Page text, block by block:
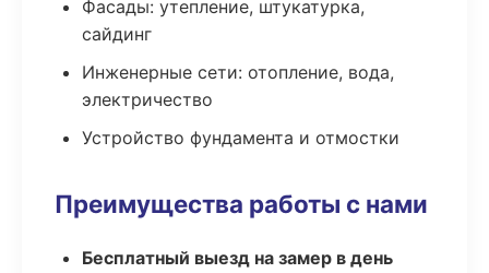
Фасады: утепление, штукатурка,
сайдинг
Инженерные сети: отопление, вода,
электричество
Устройство фундамента и отмостки
Преимущества работы с нами
Бесплатный выезд на замер в день